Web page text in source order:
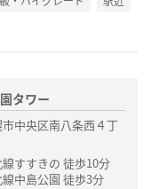
タワー
中央区南八条西４丁
すすきの 徒歩10分
中島公園 徒歩3分